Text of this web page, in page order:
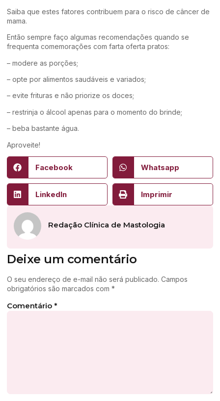
Saiba que estes fatores contribuem para o risco de câncer de
mama.
Então sempre faço algumas recomendações quando se
frequenta comemorações com farta oferta pratos:
– modere as porções;
– opte por alimentos saudáveis e variados;
– evite frituras e não priorize os doces;
– restrinja o álcool apenas para o momento do brinde;
– beba bastante água.
Aproveite!
Facebook Whatsapp
LinkedIn Imprimir
Redação Clínica de Mastologia
Deixe um comentário
O seu endereço de e-mail não será publicado. Campos
obrigatórios são marcados com *
Comentário *